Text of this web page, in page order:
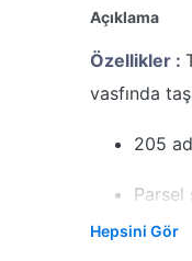
Açıklama
Özellikler :
vasfında
205
Parsel
Eğim
Hepsini Gör